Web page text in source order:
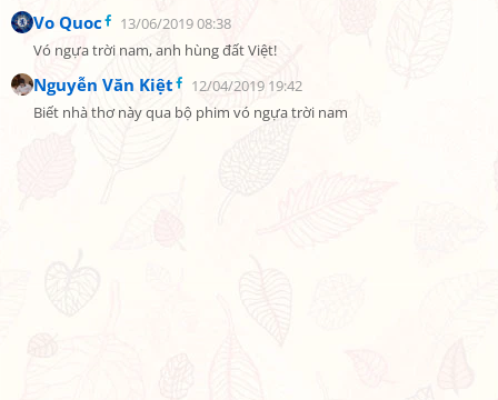
Vo Quoc
13/06/2019 08:38
Vó ngựa trời nam, anh hùng đất Việt!
Nguyễn Văn Kiệt
12/04/2019 19:42
Biết nhà thơ này qua bộ phim vó ngựa trời nam